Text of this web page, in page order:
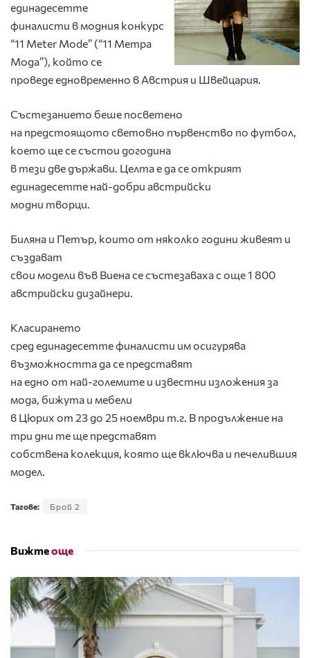
единадесетте
финалисти в модния конкурс
“11 Meter Mode” (“11 Метра
Мода”), който се
проведe едновременно в Австрия и Швейцария.
Състезанието беше посветено
на предстоящото световно първенство по футбол,
което ще се състои догодина
в тези две държави. Целта е да се открият
единадесетте най-добри австрийски
модни творци.
Биляна и Петър, които от няколко години живеят и
създават
свои модели във Виена се състезаваха с още 1 800
австрийски дизайнери.
Класирането
сред единадесетте финалисти им осигурява
възможността да се представят
на едно от най-големите и известни изложения за
мода, бижута и мебели
в Цюрих от 23 до 25 ноември т.г. В продължение на
три дни те ще представят
собствена колекция, която ще включва и печелившия
модел.
Тагове: Брой 2
Вижтеоще